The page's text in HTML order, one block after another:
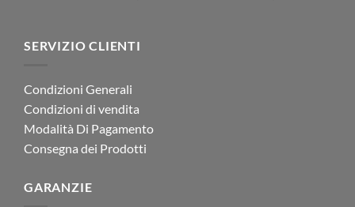
SERVIZIO CLIENTI
Condizioni Generali
Condizioni di vendita
Modalità Di Pagamento
Consegna dei Prodotti
GARANZIE